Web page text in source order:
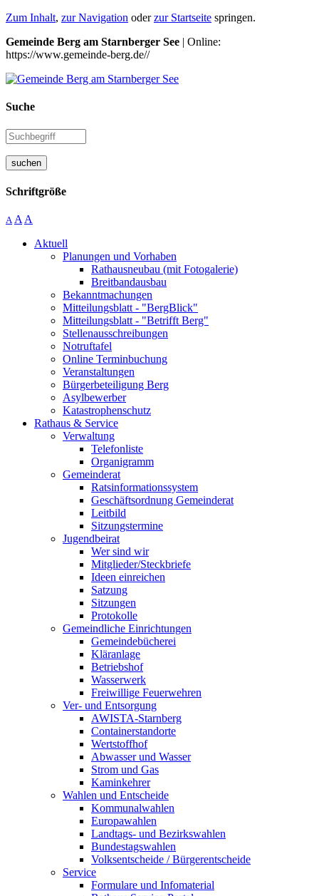
Zum Inhalt, zur Navigation oderzur Startseite springen.
Gemeinde Berg am Starnberger See | Online:
https://www.gemeinde-berg.de//
Suche
suchen
Schriftgröße
A A A
Aktuell
Planungen und Vorhaben
Rathausneubau (mit Fotogalerie)
Breitbandausbau
Bekanntmachungen
Mitteilungsblatt - "BergBlick"
Mitteilungsblatt - "Betrifft Berg"
Stellenausschreibungen
Notruftafel
Online Terminbuchung
Veranstaltungen
Bürgerbeteiligung Berg
Asylbewerber
Katastrophenschutz
Rathaus & Service
Verwaltung
Telefonliste
Organigramm
Gemeinderat
Ratsinformationssystem
Geschäftsordnung Gemeinderat
Leitbild
Sitzungstermine
Jugendbeirat
Wer sind wir
Mitglieder/Steckbriefe
Ideen einreichen
Satzung
Sitzungen
Protokolle
Gemeindliche Einrichtungen
Gemeindebücherei
Kläranlage
Betriebshof
Wasserwerk
Freiwillige Feuerwehren
Ver- und Entsorgung
AWISTA-Starnberg
Containerstandorte
Wertstoffhof
Abwasser und Wasser
Strom und Gas
Kaminkehrer
Wahlen und Entscheide
Kommunalwahlen
Europawahlen
Landtags- und Bezirkswahlen
Bundestagswahlen
Volksentscheide / Bürgerentscheide
Service
Formulare und Infomaterial